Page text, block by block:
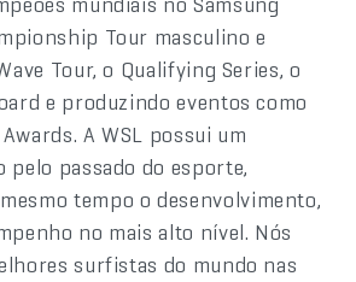
Tour masculino e
Tour, o Qualifying Series, o
e produzindo eventos como
A WSL possui um
passado do esporte,
tempo o desenvolvimento,
no mais alto nível. Nós
surfistas do mundo nas